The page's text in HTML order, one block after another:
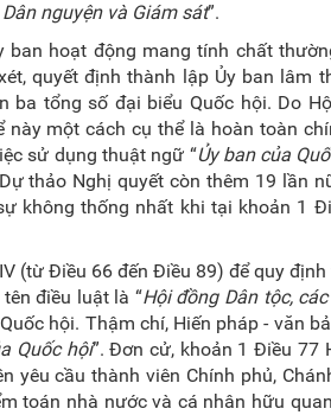
nguyện và Giám sát”.
hoạt động mang tính chất
quyết định thành lập Ủy ban lâm
ba tổng số đại biểu Quốc hội. Do
một cách cụ thể là hoàn toàn
sử dụng thuật ngữ “Ủy ban của
thảo Nghị quyết còn thêm 19 lần
không thống nhất khi tại khoản 1
(từ Điều 66 đến Điều 89) để quy
điều luật là “Hội đồng Dân tộc,
hội. Thậm chí, Hiến pháp- văn
Quốc hội”. Đơn cử, khoản 1 Điều 77
yêu cầu thành viên Chính phủ,
toán nhà nước và cá nhân hữu